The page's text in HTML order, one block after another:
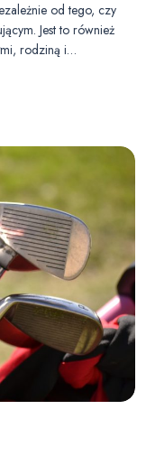
od tego, czy
Jest to również
rodziną i…